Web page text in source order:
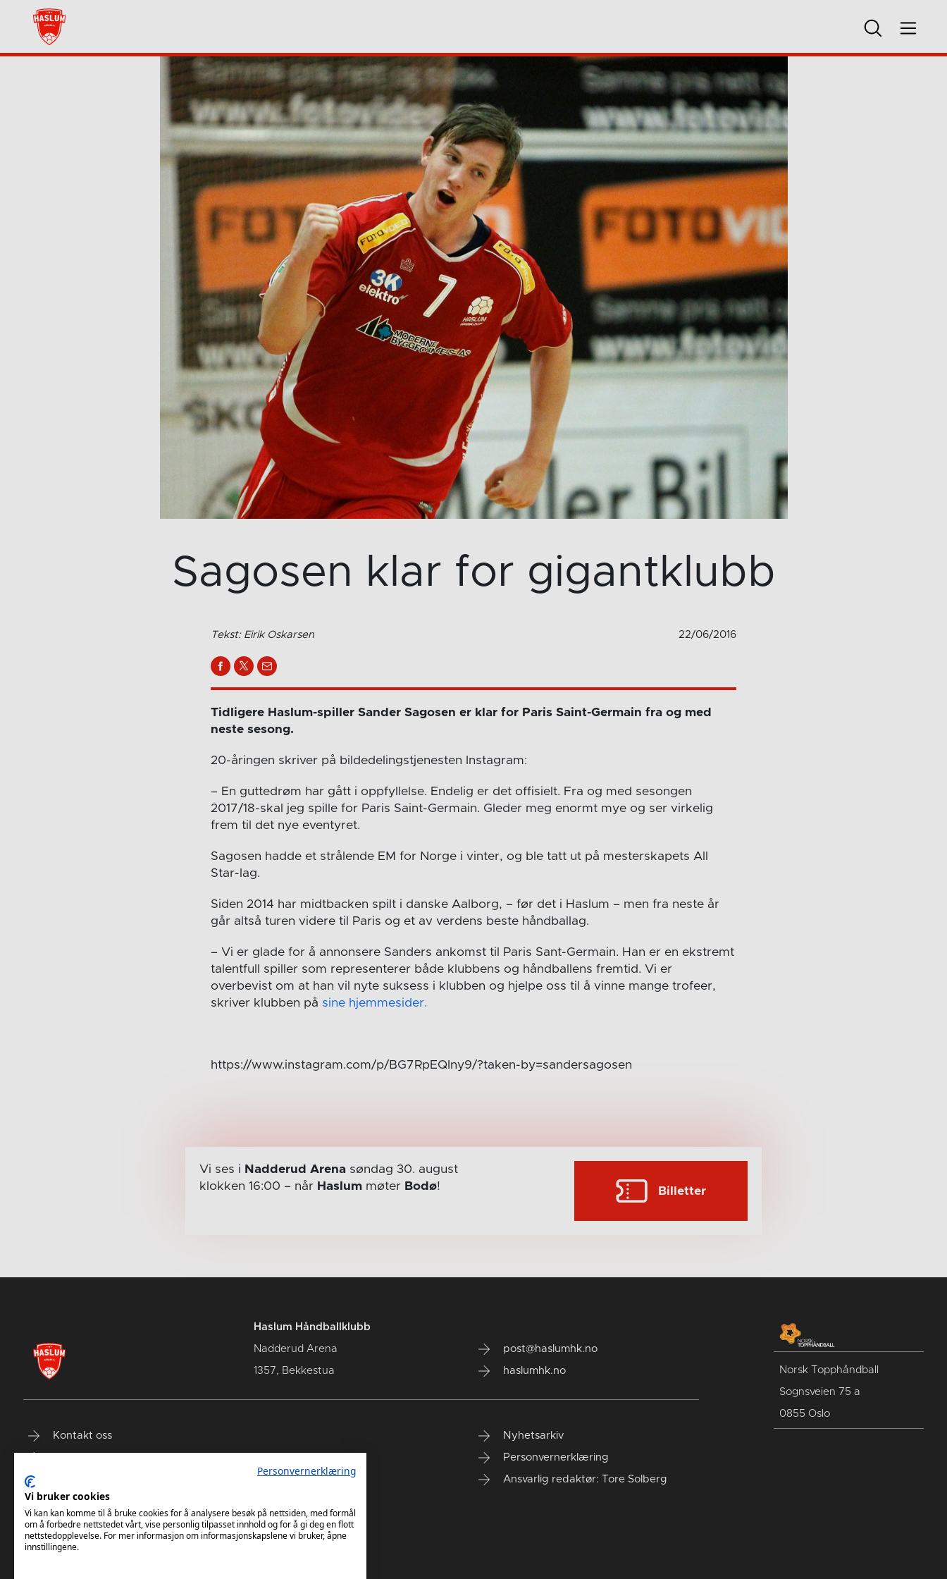
Sagosen klar for gigantklubb
Tekst: Eirik Oskarsen 22/06/2016
Tidligere Haslum-spiller Sander Sagosen er klar for Paris Saint-Germain fra og med
neste sesong.
20-åringen skriver på bildedelingstjenesten Instagram:
– En guttedrøm har gått i oppfyllelse. Endelig er det offisielt. Fra og med sesongen
2017/18-skal jeg spille for Paris Saint-Germain. Gleder meg enormt mye og ser virkelig
frem til det nye eventyret.
Sagosen hadde et strålende EM for Norge i vinter, og ble tatt ut på mesterskapets All
Star-lag.
Siden 2014 har midtbacken spilt i danske Aalborg, – før det i Haslum – men fra neste år
går altså turen videre til Paris og et av verdens beste håndballag.
– Vi er glade for å annonsere Sanders ankomst til Paris Sant-Germain. Han er en ekstremt
talentfull spiller som representerer både klubbens og håndballens fremtid. Vi er
overbevist om at han vil nyte suksess i klubben og hjelpe oss til å vinne mange trofeer,
skriver klubben på sine hjemmesider.
https://www.instagram.com/p/BG7RpEQIny9/?taken-by=sandersagosen
Vi ses i Nadderud Arenasøndag 30. august
klokken 16:00 – når Haslummøter Bodø! Billetter
Haslum Håndballklubb
Nadderud Arena
1357, Bekkestua
post@haslumhk.no
haslumhk.no
Kontakt oss Nyhetsarkiv
Personvernerklæring
Ansvarlig redaktør: Tore Solberg
Norsk Topphåndball
Sognsveien 75 a
0855 Oslo
Personvernerklæring
Vi bruker cookies
Vi kan kan komme til å bruke cookies for å analysere besøk på nettsiden, med formål
om å forbedre nettstedet vårt, vise personlig tilpasset innhold og for å gi deg en flott
nettstedopplevelse. For mer informasjon om informasjonskapslene vi bruker, åpne
innstillingene.